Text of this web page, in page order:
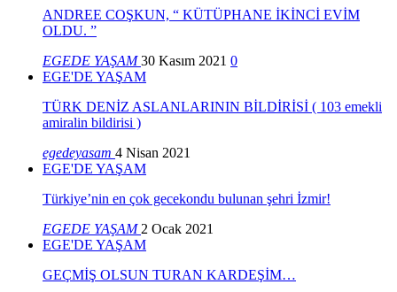
ANDREE COŞKUN, “ KÜTÜPHANE İKİNCİ EVİM
OLDU. ”
EGEDE YAŞAM30 Kasım 2021 0
EGE'DE YAŞAM
TÜRK DENİZ ASLANLARININ BİLDİRİSİ ( 103 emekli
amiralin bildirisi )
egedeyasam 4 Nisan 2021
EGE'DE YAŞAM
Türkiye’nin en çok gecekondu bulunan şehri İzmir!
EGEDE YAŞAM 2 Ocak 2021
EGE'DE YAŞAM
GEÇMİŞ OLSUN TURAN KARDEŞİM…